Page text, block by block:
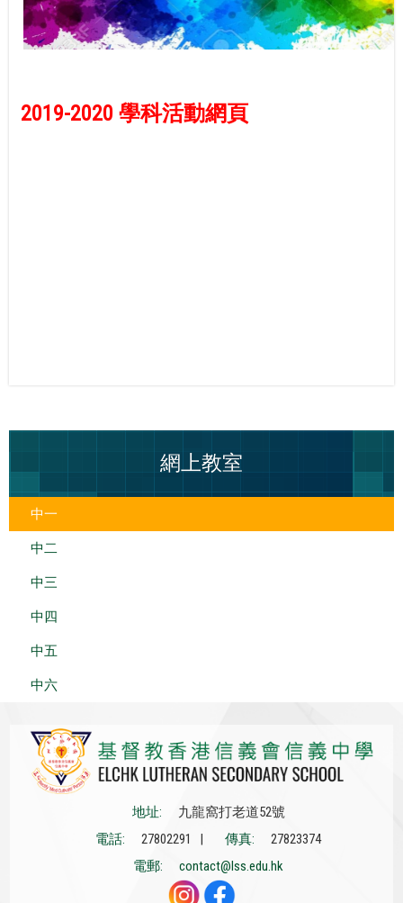
2019-2020 學科活動網頁
網上教室
中一
中二
中三
中四
中五
中六
地址:
九龍窩打老道52號
電話:
27802291 | 傳真:
27823374
電郵:
contact@lss.edu.hk